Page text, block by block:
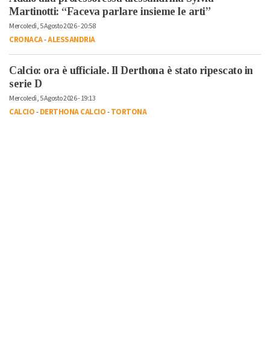
Martinotti: “Faceva parlare insieme le arti”
Mercoledì, 5 Agosto 2026 - 20:58
CRONACA-ALESSANDRIA
Calcio: ora è ufficiale. Il Derthona è stato ripescato in
serie D
Mercoledì, 5 Agosto 2026 - 19:13
CALCIO-DERTHONA CALCIO-TORTONA